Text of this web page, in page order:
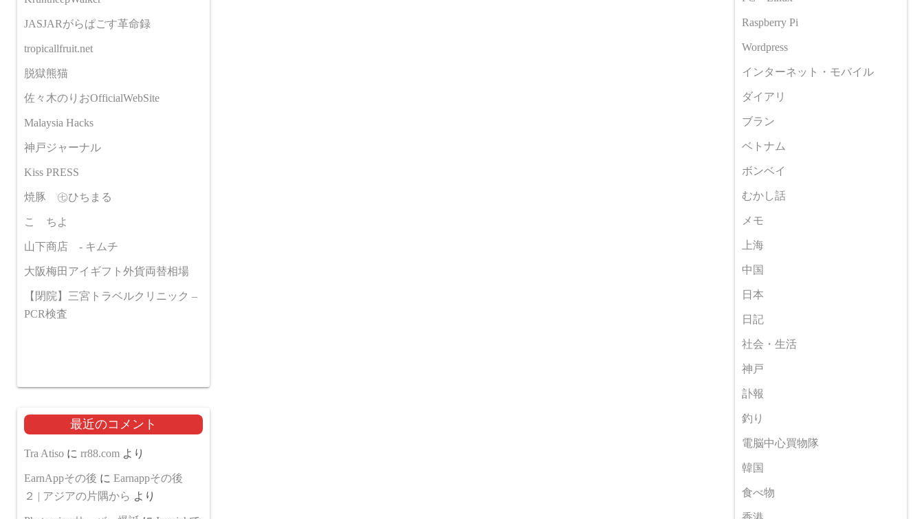
JASJARがらぱごす革命録
tropicallfruit.net
脱獄熊猫
佐々木のりおOfficialWebSite
Malaysia Hacks
神戸ジャーナル
Kiss PRESS
焼豚 ㊆ひちまる
こゝちよ
山下商店 - キムチ
大阪梅田アイギフト外貨両替相場
【閉院】三宮トラベルクリニック –
PCR検査
最近のコメント
Tra Atiso に rr88.com より
EarnAppその後 に Earnappその後
２ | アジアの片隅から より
Raspberry Pi
Wordpress
インターネット・モバイル
ダイアリ
ブラン
ベトナム
ボンベイ
むかし話
メモ
上海
中国
日本
日記
社会・生活
神戸
訃報
釣り
電脳中心買物隊
韓国
食べ物